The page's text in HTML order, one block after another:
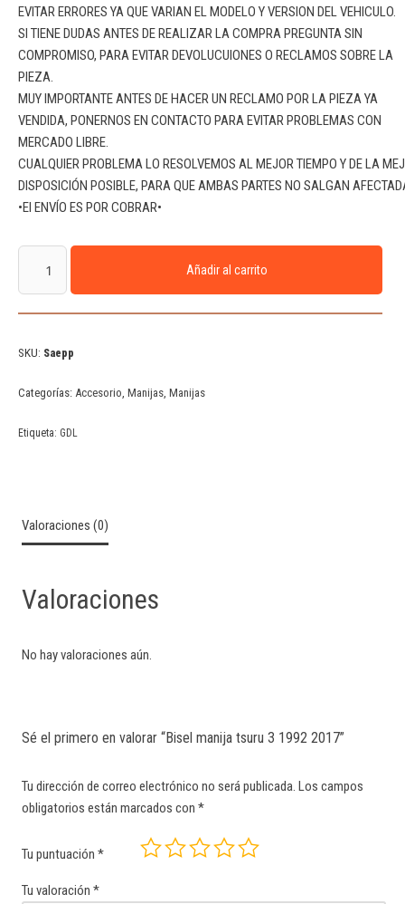
EVITAR ERRORES YA QUE VARIAN EL MODELO Y VERSION DEL VEHICULO.
SI TIENE DUDAS ANTES DE REALIZAR LA COMPRA PREGUNTA SIN
COMPROMISO, PARA EVITAR DEVOLUCUIONES O RECLAMOS SOBRE LA
PIEZA.
MUY IMPORTANTE ANTES DE HACER UN RECLAMO POR LA PIEZA YA
VENDIDA, PONERNOS EN CONTACTO PARA EVITAR PROBLEMAS CON
MERCADO LIBRE.
CUALQUIER PROBLEMA LO RESOLVEMOS AL MEJOR TIEMPO Y DE LA
DISPOSICIÓN POSIBLE, PARA QUE AMBAS PARTES NO SALGAN
•El ENVÍO ES POR COBRAR•
Añadir al carrito
SKU: Saepp
Categorías: Accesorio, Manijas, Manijas
Etiqueta: GDL
Valoraciones (0)
Valoraciones
No hay valoraciones aún.
Sé el primero en valorar “Bisel manija tsuru 3 1992 2017”
Tu dirección de correo electrónico no será publicada. Los campos
obligatorios están marcados con *
Tu puntuación *
Tu valoración *